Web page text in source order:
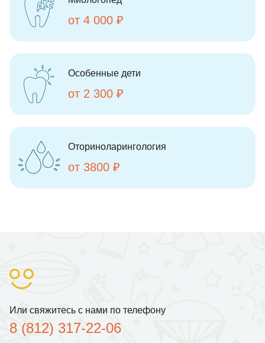
от 4 000 ₽
Особенные дети
от 2 300 ₽
Оториноларингология
от 3800 ₽
Или свяжитесь с нами по телефону
8 (812) 317-22-06